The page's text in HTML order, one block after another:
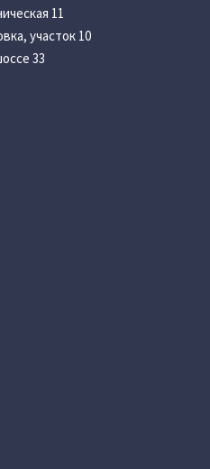
11
участок 10
33